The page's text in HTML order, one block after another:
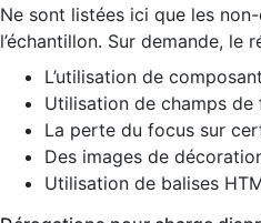
Ne sont listées ici que les
l’échantillon. Sur demande,
L’utilisation de
Utilisation de champs
La perte du focus sur
Des images de
Utilisation de balises